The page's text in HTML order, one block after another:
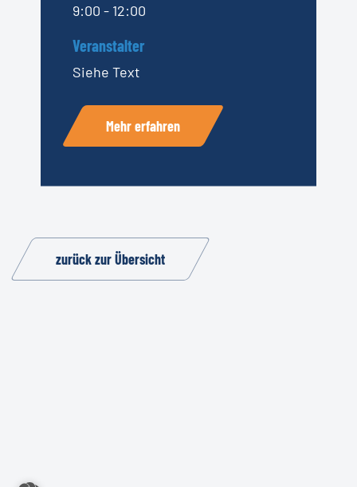
9:00 - 12:00
Veranstalter
Siehe Text
Mehr erfahren
zurück zur Übersicht